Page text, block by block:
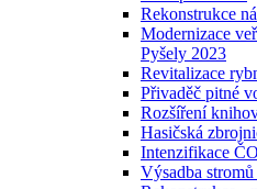
Rekonstrukce
Modernizace
Pyšely 2023
Revitalizace
Přivaděč pitné
Rozšíření
Hasičská
Intenzifikace
Výsadba